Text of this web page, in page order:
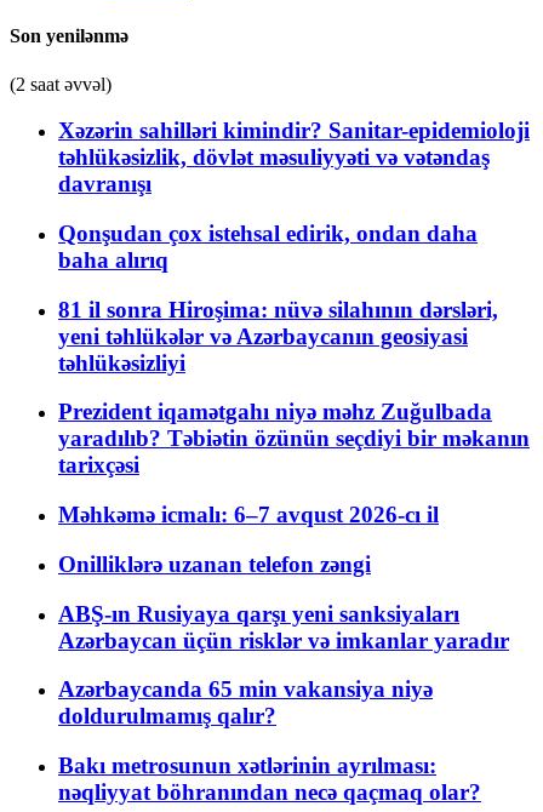
Son yenilənmə
(2 saat əvvəl)
Xəzərin sahilləri kimindir? Sanitar-epidemioloji
təhlükəsizlik, dövlət məsuliyyəti və vətəndaş
davranışı
Qonşudan çox istehsal edirik, ondan daha
baha alırıq
81 il sonra Hiroşima: nüvə silahının dərsləri,
yeni təhlükələr və Azərbaycanın geosiyasi
təhlükəsizliyi
Prezident iqamətgahı niyə məhz Zuğulbada
yaradılıb? Təbiətin özünün seçdiyi bir məkanın
tarixçəsi
Məhkəmə icmalı: 6–7 avqust 2026-cı il
Onilliklərə uzanan telefon zəngi
ABŞ-ın Rusiyaya qarşı yeni sanksiyaları
Azərbaycan üçün risklər və imkanlar yaradır
Azərbaycanda 65 min vakansiya niyə
doldurulmamış qalır?
Bakı metrosunun xətlərinin ayrılması:
nəqliyyat böhranından necə qaçmaq olar?